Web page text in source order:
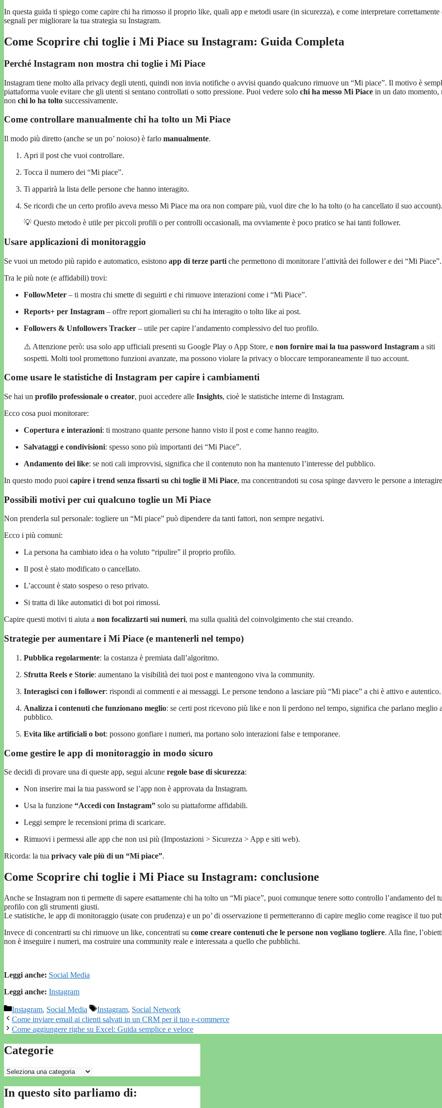
In questa guida ti spiego come capire chi ha rimosso il proprio like, quali app e metodi usare (in sicurezza), e come interpretare correttamente
segnali per migliorare la tua strategia su Instagram.
Come Scoprire chi toglie i Mi Piace su Instagram: Guida Completa
Perché Instagram non mostra chi toglie i Mi Piace
Instagram tiene molto alla privacy degli utenti, quindi non invia notifiche o avvisi quando qualcuno rimuove un “Mi piace”. Il motivo è
piattaforma vuole evitare che gli utenti si sentano controllati o sotto pressione. Puoi vedere solo chi ha messo Mi Piace in un dato momento,
non chi lo ha tolto successivamente.
Come controllare manualmente chi ha tolto un Mi Piace
Il modo più diretto (anche se un po’ noioso) è farlo manualmente.
Apri il post che vuoi controllare.
Tocca il numero dei “Mi piace”.
Ti apparirà la lista delle persone che hanno interagito.
Se ricordi che un certo profilo aveva messo Mi Piace ma ora non compare più, vuol dire che lo ha tolto (o ha cancellato il suo account).
💡 Questo metodo è utile per piccoli profili o per controlli occasionali, ma ovviamente è poco pratico se hai tanti follower.
Usare applicazioni di monitoraggio
Se vuoi un metodo più rapido e automatico, esistono app di terze parti che permettono di monitorare l’attività dei follower e dei “Mi Piace”.
Tra le più note (e affidabili) trovi:
FollowMeter – ti mostra chi smette di seguirti e chi rimuove interazioni come i “Mi Piace”.
Reports+ per Instagram – offre report giornalieri su chi ha interagito o tolto like ai post.
Followers & Unfollowers Tracker – utile per capire l’andamento complessivo del tuo profilo.
⚠️ Attenzione però: usa solo app ufficiali presenti su Google Play o App Store, e non fornire mai la tua password Instagram a siti
sospetti. Molti tool promettono funzioni avanzate, ma possono violare la privacy o bloccare temporaneamente il tuo account.
Come usare le statistiche di Instagram per capire i cambiamenti
Se hai un profilo professionale o creator, puoi accedere alle Insights, cioè le statistiche interne di Instagram.
Ecco cosa puoi monitorare:
Copertura e interazioni: ti mostrano quante persone hanno visto il post e come hanno reagito.
Salvataggi e condivisioni: spesso sono più importanti dei “Mi Piace”.
Andamento dei like: se noti cali improvvisi, significa che il contenuto non ha mantenuto l’interesse del pubblico.
In questo modo puoi capire i trend senza fissarti su chi toglie il Mi Piace, ma concentrandoti su cosa spinge davvero le persone a
Possibili motivi per cui qualcuno toglie un Mi Piace
Non prenderla sul personale: togliere un “Mi piace” può dipendere da tanti fattori, non sempre negativi.
Ecco i più comuni:
La persona ha cambiato idea o ha voluto “ripulire” il proprio profilo.
Il post è stato modificato o cancellato.
L’account è stato sospeso o reso privato.
Si tratta di like automatici di bot poi rimossi.
Capire questi motivi ti aiuta a non focalizzarti sui numeri, ma sulla qualità del coinvolgimento che stai creando.
Strategie per aumentare i Mi Piace (e mantenerli nel tempo)
Pubblica regolarmente: la costanza è premiata dall’algoritmo.
Sfrutta Reels e Storie: aumentano la visibilità dei tuoi post e mantengono viva la community.
Interagisci con i follower: rispondi ai commenti e ai messaggi. Le persone tendono a lasciare più “Mi piace” a chi è attivo e autentico.
Analizza i contenuti che funzionano meglio: se certi post ricevono più like e non li perdono nel tempo, significa che parlano meglio
pubblico.
Evita like artificiali o bot: possono gonfiare i numeri, ma portano solo interazioni false e temporanee.
Come gestire le app di monitoraggio in modo sicuro
Se decidi di provare una di queste app, segui alcune regole base di sicurezza:
Non inserire mai la tua password se l’app non è approvata da Instagram.
Usa la funzione “Accedi con Instagram” solo su piattaforme affidabili.
Leggi sempre le recensioni prima di scaricare.
Rimuovi i permessi alle app che non usi più (Impostazioni > Sicurezza > App e siti web).
Ricorda: la tua privacy vale più di un “Mi piace”.
Come Scoprire chi toglie i Mi Piace su Instagram: conclusione
Anche se Instagram non ti permette di sapere esattamente chi ha tolto un “Mi piace”, puoi comunque tenere sotto controllo l’andamento del
profilo con gli strumenti giusti.
Le statistiche, le app di monitoraggio (usate con prudenza) e un po’ di osservazione ti permetteranno di capire meglio come reagisce il tuo
Invece di concentrarti su chi rimuove un like, concentrati su come creare contenuti che le persone non vogliano togliere. Alla fine,
non è inseguire i numeri, ma costruire una community reale e interessata a quello che pubblichi.
Leggi anche: Social Media
Leggi anche: Instagram
Categorie
Instagram, Social Media Tag
Instagram, Social Network
Come inviare email ai clienti salvati in un CRM per il tuo e-commerce
Come aggiungere righe su Excel: Guida semplice e veloce
Categorie
Categorie
In questo sito parliamo di: